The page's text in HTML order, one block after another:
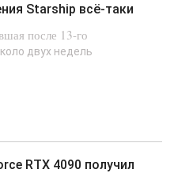
Starship всё-таки
после 13-го
двух недель
RTX 4090 получил